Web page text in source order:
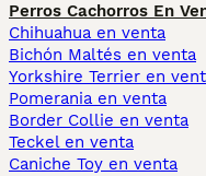
Perros Cachorros En
Chihuahua en venta
Bichón Maltés en venta
Yorkshire Terrier en
Pomerania en venta
Border Collie en venta
Teckel en venta
Caniche Toy en venta